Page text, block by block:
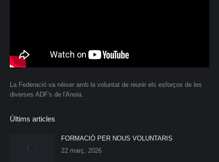
La Federació va néixer amb la voluntat de reunir els esforços de les
diverses ADF's de l'Anoia.
Últims articles
FORMACIÓ PER NOUS VOLUNTARIS
22 març, 2026